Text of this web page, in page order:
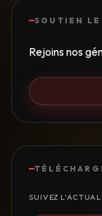
SOUTIEN
Rejoins nos
SUIVEZ